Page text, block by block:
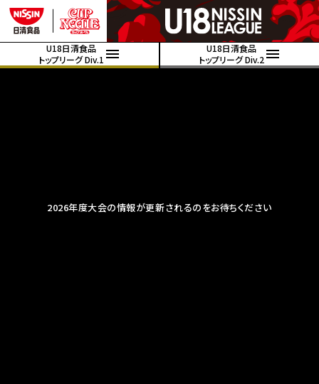
U18日清食品
トップリーグ Div.1
U18日清食品
トップリーグ Div.2
2026年度大会の情報が更新されるのをお待ちください